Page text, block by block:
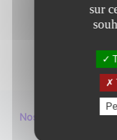
Nos podcasts en lien
sur